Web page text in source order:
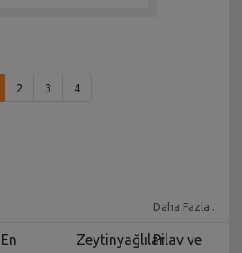
2 3 4
Daha Fazla..
En
ZeytinyağlılarPilav ve